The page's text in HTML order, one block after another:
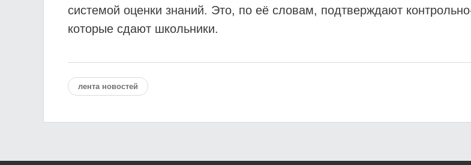
системой оценки знаний. Это, по её словам, подтверждают
которые сдают школьники.
лента новостей